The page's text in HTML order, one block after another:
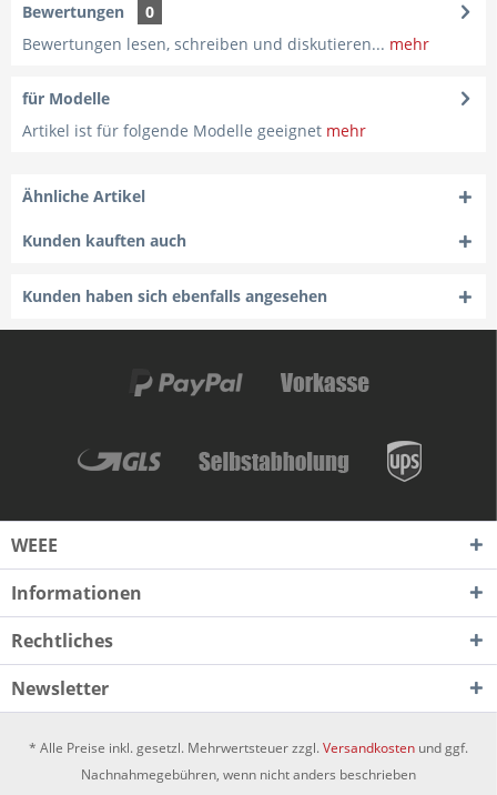
Bewertungen
0
Bewertungen lesen, schreiben und diskutieren... mehr
für Modelle
Artikel ist für folgende Modelle geeignet mehr
Ähnliche Artikel
Kunden kauften auch
Kunden haben sich ebenfalls angesehen
WEEE
Informationen
Rechtliches
Newsletter
* Alle Preise inkl. gesetzl. Mehrwertsteuer zzgl.Versandkosten und ggf.
Nachnahmegebühren, wenn nicht anders beschrieben